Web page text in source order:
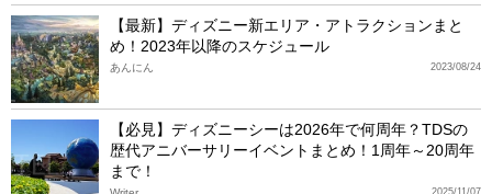
【最新】ディズニー新エリア・アトラクションまと
め！2023年以降のスケジュール
2023/08/24
あんにん
【必見】ディズニーシーは2026年で何周年？TDSの
歴代アニバーサリーイベントまとめ！1周年～20周年
まで！